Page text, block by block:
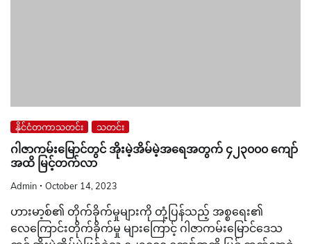
နိုင်ငံတကာသတင်း သတင်း
ဂါဇာကမ်းမြောင်တွင် အိုးမဲ့အိမ်မဲ့အရေအတွက် ၄၂၃၀၀၀ ကျော်
အထိ မြင့်တက်လာ
Admin October 14, 2023
ဟားမာ့စ်၏ တိုက်ခိုက်မှုများကို တုံ့ပြန်သည့် အစ္စရေး၏
လေကြောင်းတိုက်ခိုက်မှု များကြောင့် ဂါဇာကမ်းမြောင်ဒေသ